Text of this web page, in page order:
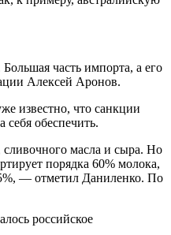
часть импорта, а его
Алексей Аронов.
известно, что санкции
обеспечить.
масла и сыра. Но
порядка 60% молока,
— отметил Даниленко. По
российское